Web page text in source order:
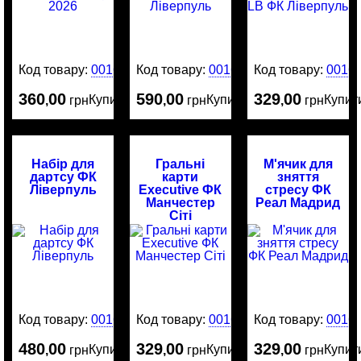
Код товару:0016835
360,00 грнКупити
Код товару:0016542
590,00 грнКупити
Код товару:
329,00 грн
Набір для
дартсу ФК
Ліверпуль
Код товару:0016521
480,00 грнКупити
Гральні
карти
Executive ФК
Манчестер
Сіті
Код товару:0016512
329,00 грнКупити
М'ячик для
зняття
стресу ФК
Реал Мадрид
Код товару:
329,00 грн